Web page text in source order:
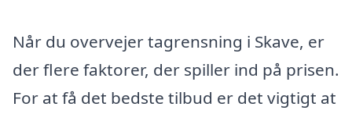
Når du overvejer tagrensning i Skave, er
der flere faktorer, der spiller ind på prisen.
For at få det bedste tilbud er det vigtigt at